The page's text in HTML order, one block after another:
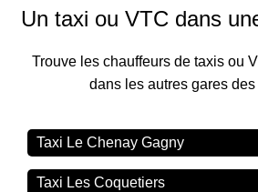
Un taxi ou VTC dans
Trouve les chauffeurs de taxis ou
dans les autres gares
Taxi Le Chenay Gagny
Taxi Les Coquetiers